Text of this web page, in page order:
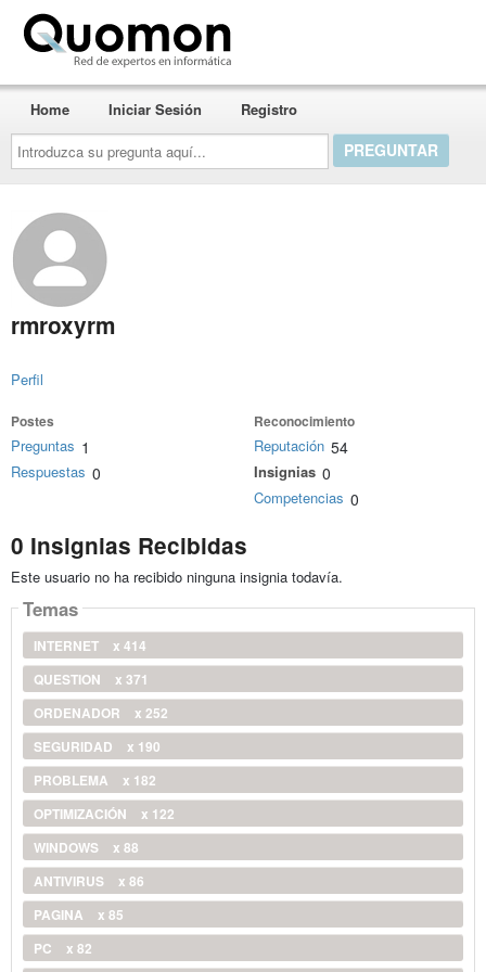
Introduzca
su
pregunta
aquí...
Home Iniciar Sesión Registro
rmroxyrm
Perfil
Postes
Preguntas 1
Respuestas 0
Reconocimiento
Reputación 54
Insignias 0
Competencias 0
0 Insignias Recibidas
Este usuario no ha recibido ninguna insignia todavía.
Temas
INTERNET
x 414
QUESTION
x 371
ORDENADOR
x 252
SEGURIDAD
x 190
PROBLEMA
x 182
OPTIMIZACIÓN
x 122
WINDOWS
x 88
ANTIVIRUS
x 86
PAGINA
x 85
PC
x 82